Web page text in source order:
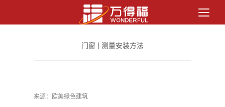
门窗 | 测量安装方法
来源：欧美绿色建筑